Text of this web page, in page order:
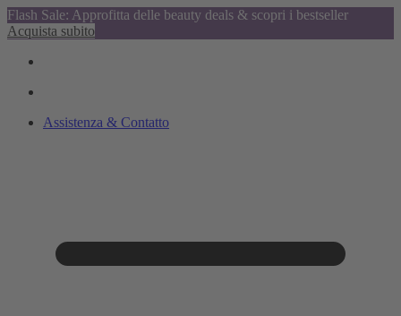
Flash Sale: Approfitta delle beauty deals & scopri i bestseller
Acquista subito
Assistenza & Contatto